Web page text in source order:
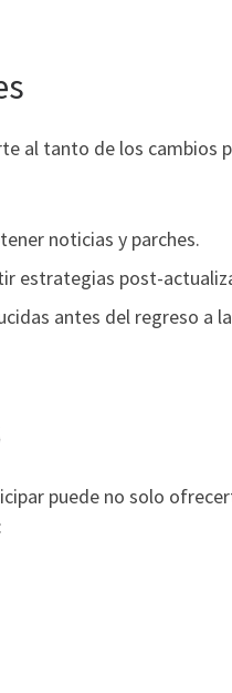
al tanto de los cambios
noticias y parches.
estrategias post-
antes del regreso a
puede no solo